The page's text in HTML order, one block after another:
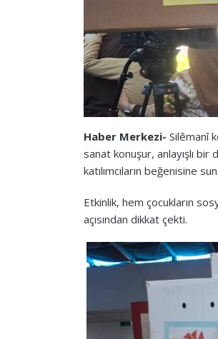
Haber Merkezi- Silêmanî
sanat konuşur, anlayışlı bir
katılımcıların beğenisine
Etkinlik, hem çocukların
açısından dikkat çekti.